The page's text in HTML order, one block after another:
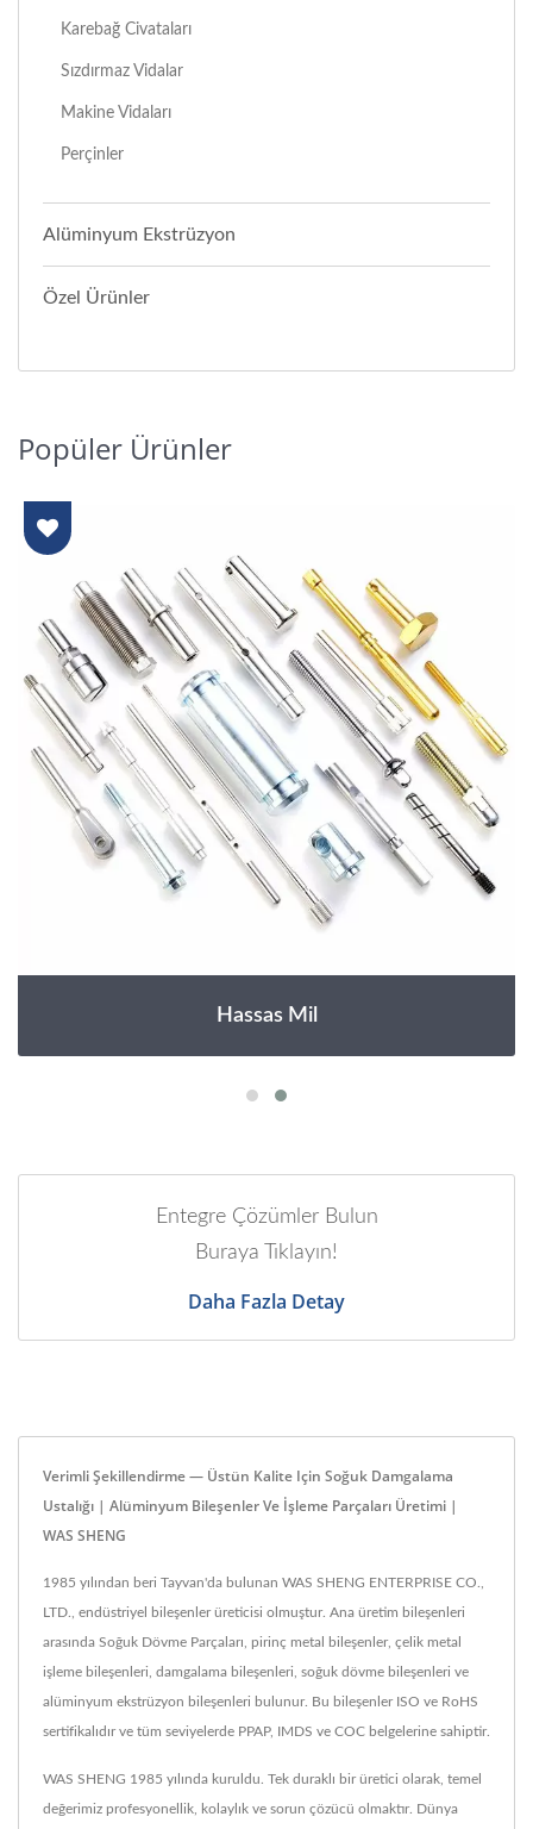
Karebağ Civataları
Sızdırmaz Vidalar
Makine Vidaları
Perçinler
Alüminyum Ekstrüzyon
Özel Ürünler
Popüler Ürünler
Hassas Mil
Entegre Çözümler Bulun
Buraya Tıklayın!
Daha Fazla Detay
Verimli Şekillendirme — Üstün Kalite Için Soğuk Damgalama
Ustalığı | Alüminyum Bileşenler Ve İşleme Parçaları Üretimi |
WAS SHENG
1985 yılından beri Tayvan'da bulunan WAS SHENG ENTERPRISE CO.,
LTD., endüstriyel bileşenler üreticisi olmuştur. Ana üretim bileşenleri
arasında Soğuk Dövme Parçaları, pirinç metal bileşenler, çelik metal
işleme bileşenleri, damgalama bileşenleri, soğuk dövme bileşenleri ve
alüminyum ekstrüzyon bileşenleri bulunur. Bu bileşenler ISO ve RoHS
sertifikalıdır ve tüm seviyelerde PPAP, IMDS ve COC belgelerine sahiptir.
WAS SHENG 1985 yılında kuruldu. Tek duraklı bir üretici olarak, temel
değerimiz profesyonellik, kolaylık ve sorun çözücü olmaktır. Dünya